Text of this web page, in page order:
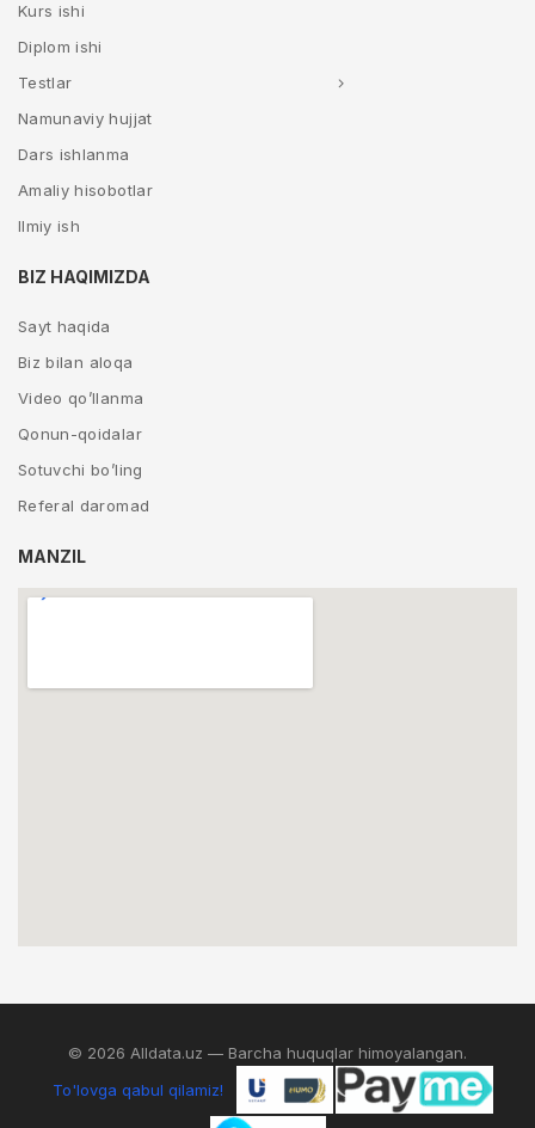
Kurs ishi
Diplom ishi
Testlar
Namunaviy hujjat
Dars ishlanma
Amaliy hisobotlar
Ilmiy ish
BIZ HAQIMIZDA
Sayt haqida
Biz bilan aloqa
Video qo’llanma
Qonun-qoidalar
Sotuvchi bo’ling
Referal daromad
MANZIL
© 2026 Alldata.uz — Barcha huquqlar himoyalangan.
To'lovga qabul qilamiz!